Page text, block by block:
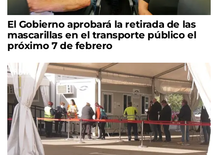
El Gobierno aprobará la retirada de las
mascarillas en el transporte público el
próximo 7 de febrero